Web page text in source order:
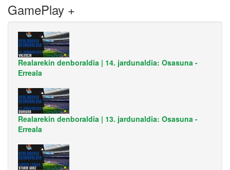
GamePlay +
Realarekin denboraldia | 14. jardunaldia: Osasuna -
Erreala
Realarekin denboraldia | 13. jardunaldia: Osasuna -
Erreala